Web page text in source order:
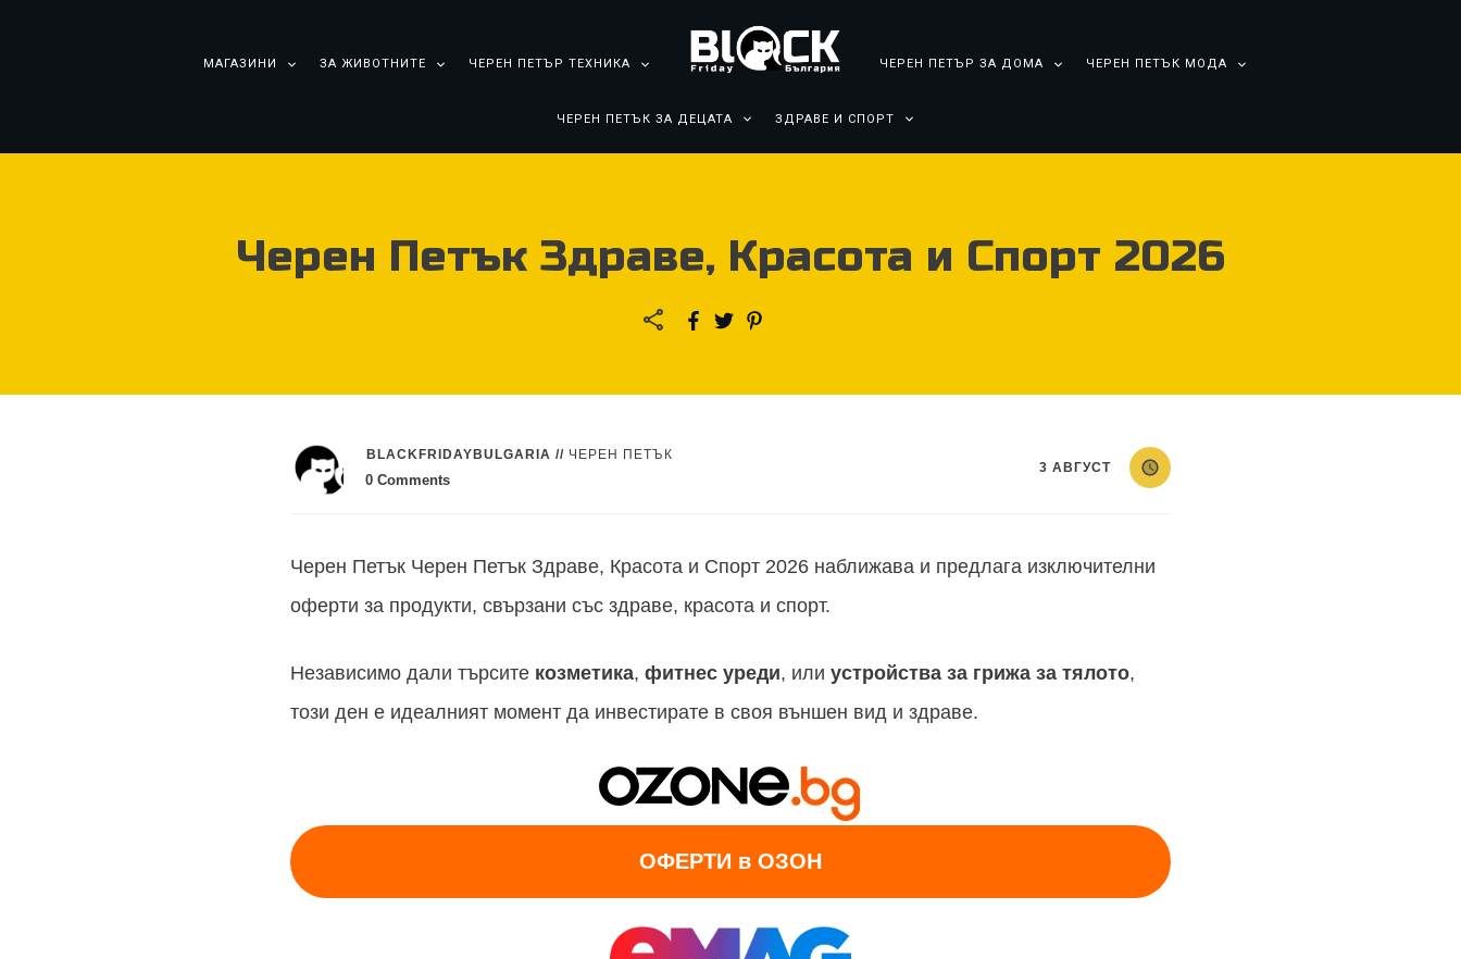
МАГАЗИНИ ЗА ЖИВОТНИТЕ ЧЕРЕН ПЕТЪР ТЕХНИКА ЧЕРЕН ПЕТЪР ЗА ДОМА ЧЕРЕН ПЕТЪК МОДА
ЧЕРЕН ПЕТЪК ЗА ДЕЦАТА ЗДРАВЕ И СПОРТ
Черен Петък Здраве, Красота и Спорт 2026
BLACKFRIDAYBULGARIA // ЧЕРЕН ПЕТЪК
0 Comments
3 АВГУСТ
Черен Петък Черен Петък Здраве, Красота и Спорт 2026 наближава и предлага изключителни
оферти за продукти, свързани със здраве, красота и спорт.
Независимо дали търсите козметика, фитнес уреди, или устройства за грижа за тялото,
този ден е идеалният момент да инвестирате в своя външен вид и здраве.
ОФЕРТИ в ОЗОН